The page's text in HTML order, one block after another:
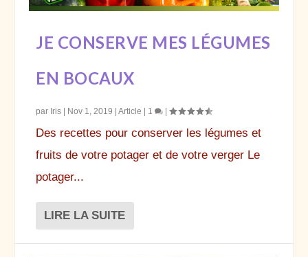
JE CONSERVE MES LÉGUMES
EN BOCAUX
par Iris Nov 1, 2019 |Article 1 |
Des recettes pour conserver les légumes et
fruits de votre potager et de votre verger Le
potager...
LIRE LA SUITE